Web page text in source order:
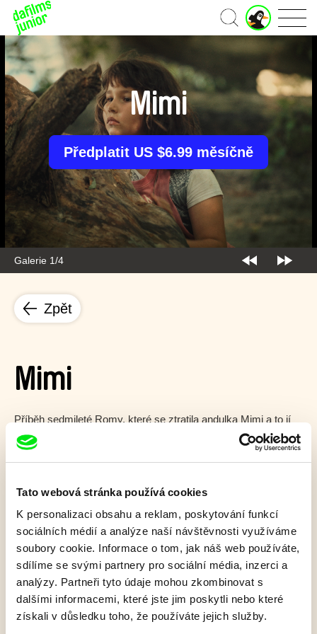
Tato webová stránka používá cookies
K personalizaci obsahu a reklam, poskytování funkcí
sociálních médií a analýze naší návštěvnosti využíváme
soubory cookie. Informace o tom, jak náš web používáte,
sdílíme se svými partnery pro sociální média, inzerci a
analýzy. Partneři tyto údaje mohou zkombinovat s
dalšími informacemi, které jste jim poskytli nebo které
získali v důsledku toho, že používáte jejich služby.
Domů
J
u
i
o
r
ú
Galerie 1/4
Mimi
Předplatit US $6.99 měsíčně
Zpět
Mimi
Příběh sedmileté Romy, které se ztratila andulka Mimi a to jí
zavede do starého dunajského lesa, kde se setkává s
postavami se zdánlivě všedními příběhy.
Film bohužel není dostupný :(
V našemaktuálním programuale objevíte další
skvělé filmy.